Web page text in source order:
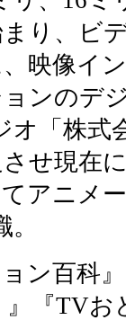
り、ビ
映像イ
ンのデ
オ「株
せ現在
アニメ
ン百科
『TV